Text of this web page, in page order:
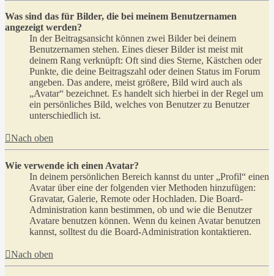
Was sind das für Bilder, die bei meinem Benutzernamen
angezeigt werden?
In der Beitragsansicht können zwei Bilder bei deinem
Benutzernamen stehen. Eines dieser Bilder ist meist mit
deinem Rang verknüpft: Oft sind dies Sterne, Kästchen oder
Punkte, die deine Beitragszahl oder deinen Status im Forum
angeben. Das andere, meist größere, Bild wird auch als
„Avatar“ bezeichnet. Es handelt sich hierbei in der Regel um
ein persönliches Bild, welches von Benutzer zu Benutzer
unterschiedlich ist.
Nach oben
Wie verwende ich einen Avatar?
In deinem persönlichen Bereich kannst du unter „Profil“ einen
Avatar über eine der folgenden vier Methoden hinzufügen:
Gravatar, Galerie, Remote oder Hochladen. Die Board-
Administration kann bestimmen, ob und wie die Benutzer
Avatare benutzen können. Wenn du keinen Avatar benutzen
kannst, solltest du die Board-Administration kontaktieren.
Nach oben